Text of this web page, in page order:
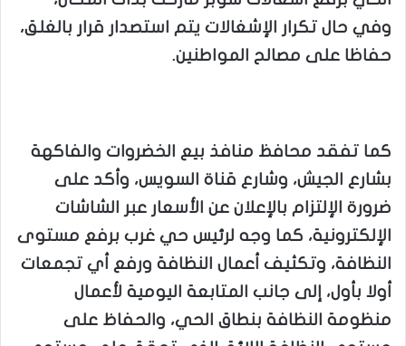
وفي حال تكرار الإشغالات يتم استصدار قرار بالغلق،
حفاظا على مصالح المواطنين.
كما تفقد محافظ منافذ بيع الخضروات والفاكهة
بشارع الجيش، وشارع قناة السويس، وأكد على
ضرورة الإلتزام بالإعلان عن الأسعار عبر الشاشات
الإلكترونية، كما وجه لرئيس حي غرب برفع مستوى
النظافة، وتكثيف أعمال النظافة ورفع أي تجمعات
أولا بأول، إلى جانب المتابعة اليومية لأعمال
منظومة النظافة بنطاق الحي، والحفاظ على